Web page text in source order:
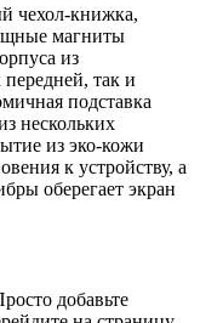
чехол-книжка,
магниты
из
так и
подставка
нескольких
из эко-кожи
к устройству, а
оберегает экран
добавьте